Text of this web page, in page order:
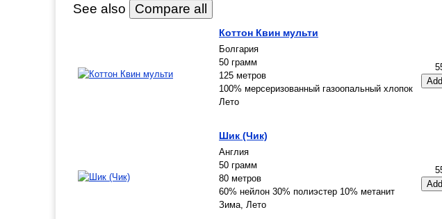
See also
Коттон Квин мульти
Болгария
50 грамм
125 метров
100% мерсеризованный газоопальный хлопок
Лето
Шик (Чик)
Англия
50 грамм
80 метров
60% нейлон 30% полиэстер 10% метанит
Зима, Лето